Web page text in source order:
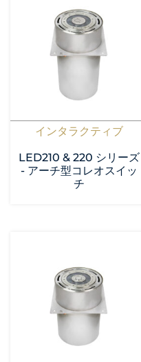
インタラクティブ
LED210 & 220 シリーズ
- アーチ型コレオスイッ
チ